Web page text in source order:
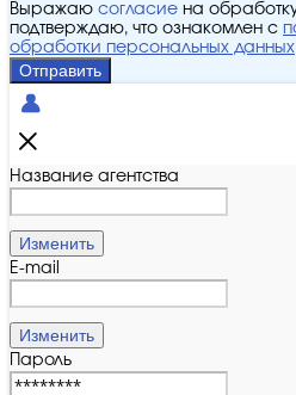
Выражаю согласие на
подтверждаю, что ознакомлен с
обработки персональных данных
Отправить
Название агентства
Изменить
E-mail
Изменить
Пароль